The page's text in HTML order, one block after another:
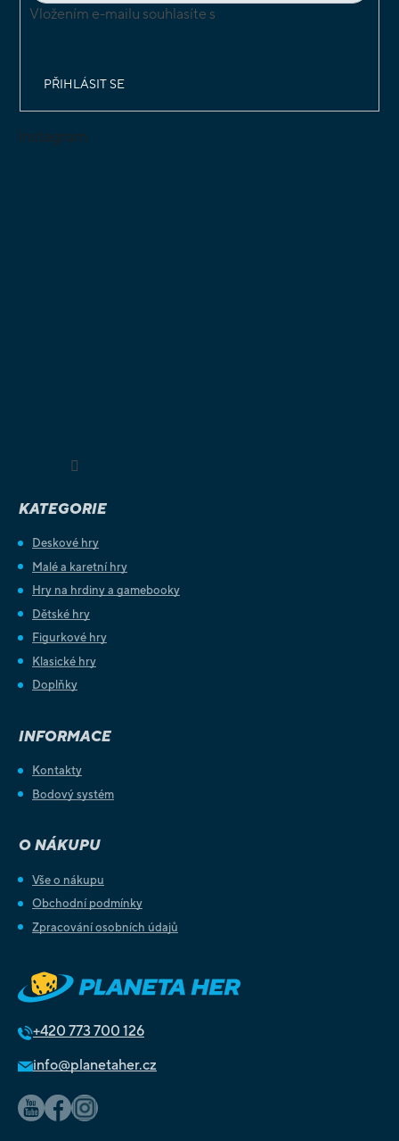
Vložením e-mailu souhlasíte s
PŘIHLÁSIT SE
Instagram
KATEGORIE
Deskové hry
Malé a karetní hry
Hry na hrdiny a gamebooky
Dětské hry
Figurkové hry
Klasické hry
Doplňky
INFORMACE
Kontakty
Bodový systém
O NÁKUPU
Vše o nákupu
Obchodní podmínky
Zpracování osobních údajů
+420 773 700 126
info@planetaher.cz